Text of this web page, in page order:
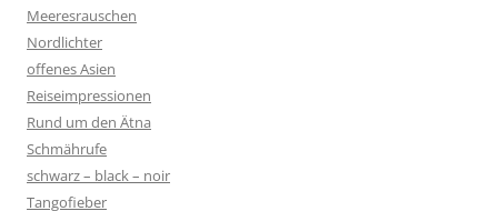
Meeresrauschen
Nordlichter
offenes Asien
Reiseimpressionen
Rund um den Ätna
Schmährufe
schwarz – black – noir
Tangofieber